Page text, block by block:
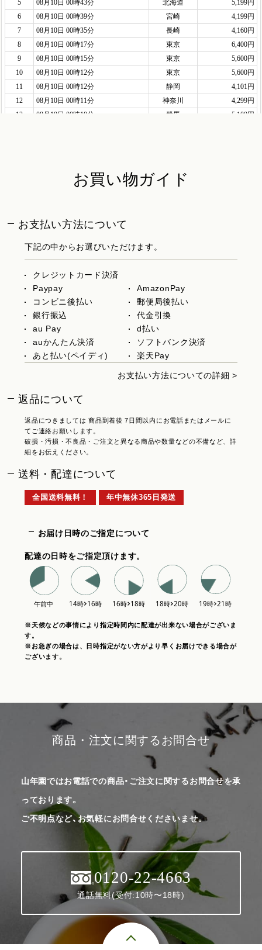
お買い物ガイド
お支払い方法について
下記の中からお選びいただけます。
クレジットカード決済
Paypay
AmazonPay
コンビニ後払い
郵便局後払い
銀行振込
代金引換
au Pay
d払い
auかんたん決済
ソフトバンク決済
あと払い(ペイディ)
楽天Pay
お支払い方法についての詳細 >
返品について
返品につきましては 商品到着後 7日間以内にお電話またはメールに
てご連絡お願いします。
破損・汚損・不良品・ご注文と異なる商品や数量などの不備など、詳
細をお伝えください。
送料・配達について
全国送料無料！ 年中無休365日発送
お届け日時のご指定について
配達の日時をご指定頂けます。
※天候などの事情により指定時間内に配達が出来ない場合がございま
す。
※お急ぎの場合は、日時指定がない方がより早くお届けできる場合が
ございます。
商品・注文に関するお問合せ
山年園ではお電話での商品・ご注文に関するお問合せを承
っております。
ご不明点など、お気軽にお問合せくださいませ。
0120-22-4663
通話無料(受付:10時〜18時)